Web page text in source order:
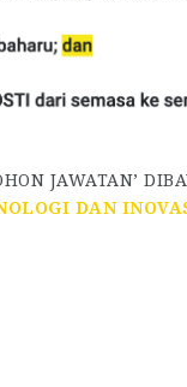
JAWATAN’
DAN